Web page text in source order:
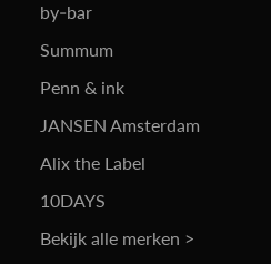
by-bar
Summum
Penn & ink
JANSEN Amsterdam
Alix the Label
10DAYS
Bekijk alle merken >